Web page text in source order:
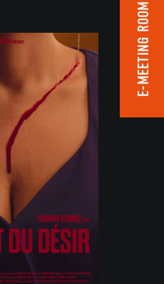
E-MEETING ROOM